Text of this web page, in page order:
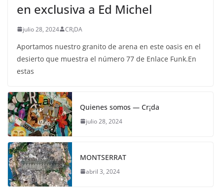
en exclusiva a Ed Michel
julio 28, 2024 CR¡DA
Aportamos nuestro granito de arena en este oasis en el
desierto que muestra el número 77 de Enlace Funk.En
estas
Quienes somos — Cr¡da
julio 28, 2024
MONTSERRAT
abril 3, 2024